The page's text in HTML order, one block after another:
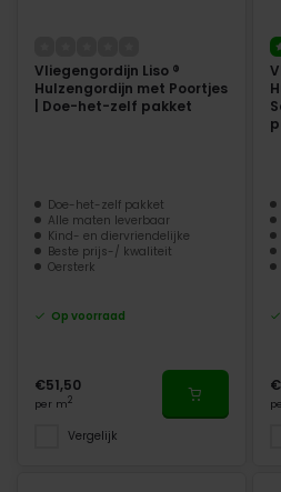
Vliegengordijn Liso ®
Hulzengordijn met Poortjes
| Doe-het-zelf pakket
Doe-het-zelf pakket
Alle maten leverbaar
Kind- en diervriendelijke
Beste prijs-/ kwaliteit
Oersterk
Op voorraad
€51,50
per m2
Vergelijk